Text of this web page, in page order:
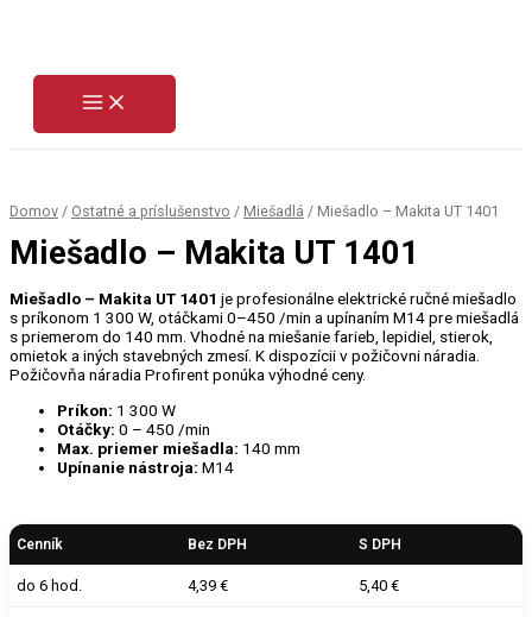
Domov / Ostatné a príslušenstvo / Miešadlá / Miešadlo – Makita UT 1401
Miešadlo – Makita UT 1401
Miešadlo – Makita UT 1401 je profesionálne elektrické ručné miešadlo
s príkonom 1 300 W, otáčkami 0–450 /min a upínaním M14 pre miešadlá
s priemerom do 140 mm. Vhodné na miešanie farieb, lepidiel, stierok,
omietok a iných stavebných zmesí. K dispozícii v požičovni náradia.
Požičovňa náradia Profirent ponúka výhodné ceny.
Príkon: 1 300 W
Otáčky: 0 – 450 /min
Max. priemer miešadla: 140 mm
Upínanie nástroja: M14
Cenník Bez DPH S DPH
do 6 hod. 4,39 € 5,40 €